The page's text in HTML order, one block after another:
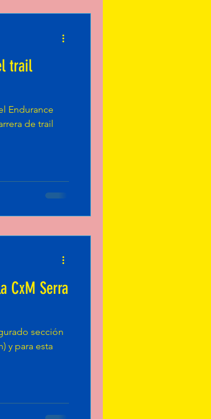
trail
Endurance
de trail
CxM Serra
sección
y para esta